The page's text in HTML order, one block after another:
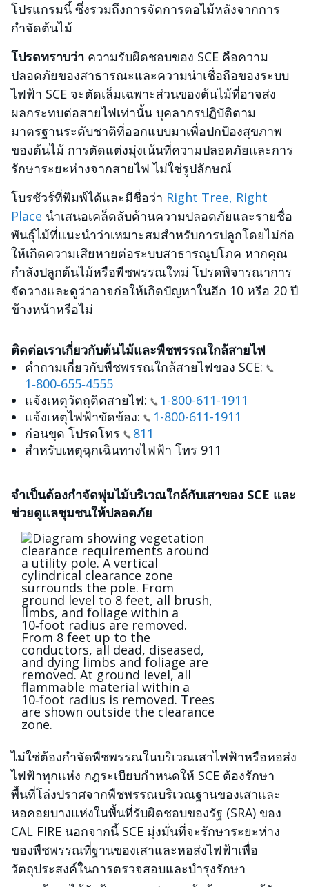
โปรแกรมนี้ ซึ่งรวมถึงการจัดการตอไม้หลังจากการ
กำจัดต้นไม้
โปรดทราบว่า ความรับผิดชอบของ SCE คือความ
ปลอดภัยของสาธารณะและความน่าเชื่อถือของระบบ
ไฟฟ้า SCE จะตัดเล็มเฉพาะส่วนของต้นไม้ที่อาจส่ง
ผลกระทบต่อสายไฟเท่านั้น บุคลากรปฏิบัติตาม
มาตรฐานระดับชาติที่ออกแบบมาเพื่อปกป้องสุขภาพ
ของต้นไม้ การตัดแต่งมุ่งเน้นที่ความปลอดภัยและการ
รักษาระยะห่างจากสายไฟ ไม่ใช่รูปลักษณ์
โบรชัวร์ที่พิมพ์ได้และมีชื่อว่า Right Tree, Right
Place นำเสนอเคล็ดลับด้านความปลอดภัยและรายชื่อ
พันธุ์ไม้ที่แนะนำว่าเหมาะสมสำหรับการปลูกโดยไม่ก่อ
ให้เกิดความเสียหายต่อระบบสาธารณูปโภค หากคุณ
กำลังปลูกต้นไม้หรือพืชพรรณใหม่ โปรดพิจารณาการ
จัดวางและดูว่าอาจก่อให้เกิดปัญหาในอีก 10 หรือ 20 ปี
ข้างหน้าหรือไม่
ติดต่อเราเกี่ยวกับต้นไม้และพืชพรรณใกล้สายไฟ
คำถามเกี่ยวกับพืชพรรณใกล้สายไฟของ SCE:
1‑800‑655‑4555
แจ้งเหตุวัตถุติดสายไฟ:
1-800-611-1911
แจ้งเหตุไฟฟ้าขัดข้อง:
1-800-611-1911
ก่อนขุด โปรดโทร
811
สำหรับเหตุฉุกเฉินทางไฟฟ้า โทร 911
จำเป็นต้องกำจัดพุ่มไม้บริเวณใกล้กับเสาของ SCE และ
ช่วยดูแลชุมชนให้ปลอดภัย
Image
ไม่ใช่ต้องกำจัดพืชพรรณในบริเวณเสาไฟฟ้าหรือหอส่ง
ไฟฟ้าทุกแห่ง กฎระเบียบกำหนดให้ SCE ต้องรักษา
พื้นที่โล่งปราศจากพืชพรรณบริเวณฐานของเสาและ
หอคอยบางแห่งในพื้นที่รับผิดชอบของรัฐ (SRA) ของ
CAL FIRE นอกจากนี้ SCE มุ่งมั่นที่จะรักษาระยะห่าง
ของพืชพรรณที่ฐานของเสาและหอส่งไฟฟ้าเพื่อ
วัตถุประสงค์ในการตรวจสอบและบำรุงรักษา